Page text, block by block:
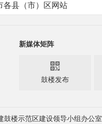
各县（市）区网站
新媒体矩阵

鼓楼发布
鼓楼示范区建设领导小组办公室